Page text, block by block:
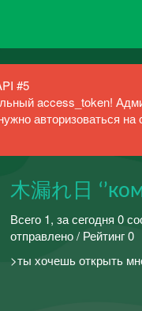
#5
access_token!
авторизоваться на
木漏れ日
Всего 1, за сегодня 0
отправлено / Рейтинг 0
>ты хочешь открыть